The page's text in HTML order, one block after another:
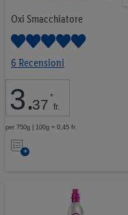
Oxi Smacchiatore
6 Recensioni
3.37 *
fr.
per 750g | 100g = 0,45 fr.
Nell’elenco